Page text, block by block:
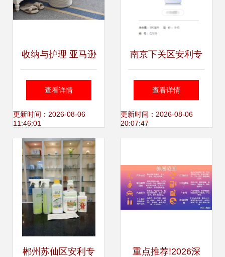
竟包藏着怎样的人
收纳与护理 亚马逊
家居产品拍摄中的
美学与实用性
查看详情
更新时间：2026-08-06
11:46:01
南京下关区安利专
卖店地址与安利预
洗喷洁剂产品详情
查看详情
更新时间：2026-08-06
20:07:47
郴州苏仙区安利专 重点推荐!2026深